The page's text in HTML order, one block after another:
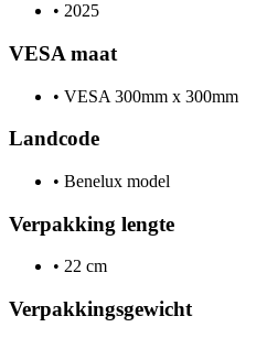
• 2025
VESA maat
• VESA 300mm x 300mm
Landcode
• Benelux model
Verpakking lengte
• 22 cm
Verpakkingsgewicht